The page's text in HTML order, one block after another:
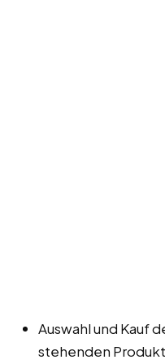
Auswahl und Kauf
stehenden